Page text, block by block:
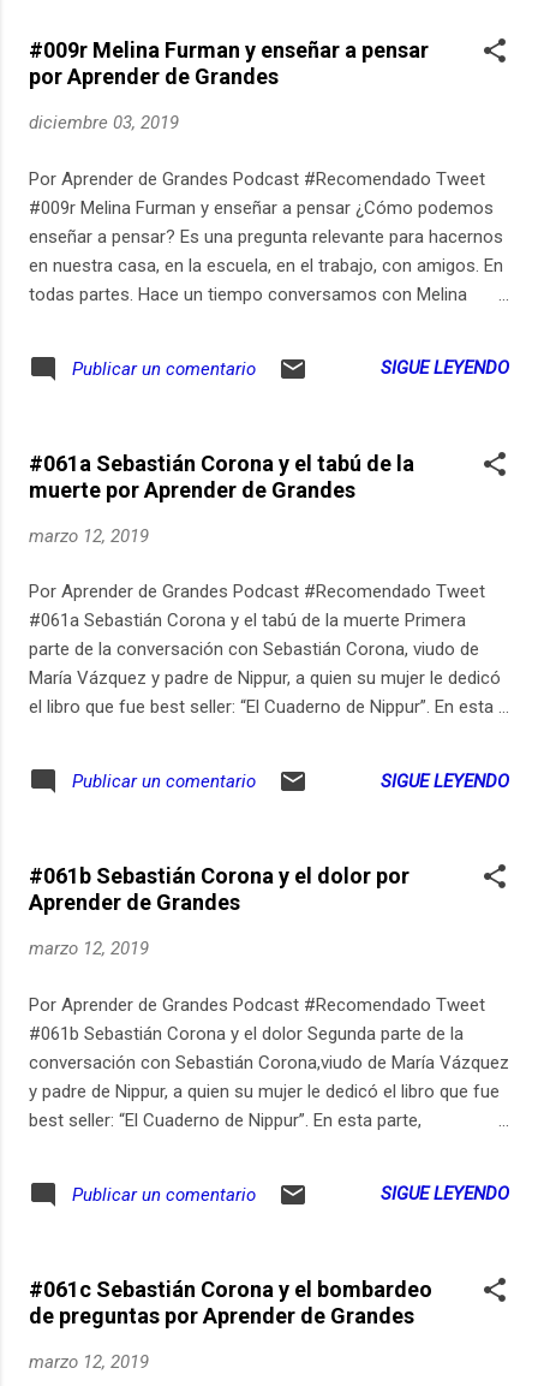
relevantes de este episodio en https://ift.tt/2trhBcx Pueden
suscribirse al newsletter de Aprender de Grandes en
https://ift.tt/2KWCm7w Aprender de Grandes está disponible
Spotify: http://bit.ly/AprenderDeGrandesSpotify Apple
Podcasts: http://bit.ly/AprenderDeGrandesApple Google
Podcasts: http://bit.ly/AprenderDeGrandesGoogle
Soundcloud: https://ift.tt/2LpxPJH Stitcher:
http://bit.ly/Aprender...
#009r Melina Furman y enseñar a pensar
por Aprender de Grandes
diciembre 03, 2019
Por Aprender de Grandes Podcast #Recomendado Tweet
#009r Melina Furman y enseñar a pensar ¿Cómo podemos
enseñar a pensar? Es una pregunta relevante para hacernos
en nuestra casa, en la escuela, en el trabajo, con amigos. En
todas partes. Hace un tiempo conversamos con Melina
que abrió tantas puertas en mi mente. ¡No se lo pierdan! Soy
Aprender de Grandes, tiempo de conocernos. Si quieren
seguir aprendiendo durante toda la vida:
http://bit.ly/ExperienciaADG-d. Pueden ver los links relevantes
suscribirse al newsletter de Aprender de Grandes en
https://ift.tt/2KWCm7w Aprender de Grandes está disponible
en... Youtube: http://youtube.com/AprenderdeGrandes
Spotify: http://bit.ly/AprenderDeGrandesSpotify Appl...
Publicar un comentario SIGUE LEYENDO
#061a Sebastián Corona y el tabú de la
muerte por Aprender de Grandes
marzo 12, 2019
Por Aprender de Grandes Podcast #Recomendado Tweet
#061a Sebastián Corona y el tabú de la muerte Primera
parte de la conversación con Sebastián Corona, viudo de
María Vázquez y padre de Nippur, a quien su mujer le dedicó
el libro que fue best seller: “El Cuaderno de Nippur”. En esta
los links relevantes de este episodio en
aprenderdegrandes.com/sebas. Pueden suscribirse para
aprenderdegrandes.com/suscribitepodcast. Aprender de
Grandes también está disponible en Spotify en
open.spotify.com/show/7wc3GCSuNVGQxLlhEf2jZV.
vida en Instagram: https://ift.tt/2IFMUYg. Música original,
grabación, edición y post-producción: Estudio Pomeranec
(pomeranec.com).
Publicar un comentario SIGUE LEYENDO
#061b Sebastián Corona y el dolor por
Aprender de Grandes
marzo 12, 2019
Por Aprender de Grandes Podcast #Recomendado Tweet
#061b Sebastián Corona y el dolor Segunda parte de la
conversación con Sebastián Corona,viudo de María Vázquez
y padre de Nippur, a quien su mujer le dedicó el libro que fue
best seller: “El Cuaderno de Nippur”. En esta parte,
aprenderdegrandes.com/sebas. Pueden suscribirse para
aprenderdegrandes.com/suscribitepodcast. Aprender de
Grandes también está disponible en Spotify en
open.spotify.com/show/7wc3GCSuNVGQxLlhEf2jZV.
Publicar un comentario SIGUE LEYENDO
#061c Sebastián Corona y el bombardeo
de preguntas por Aprender de Grandes
marzo 12, 2019